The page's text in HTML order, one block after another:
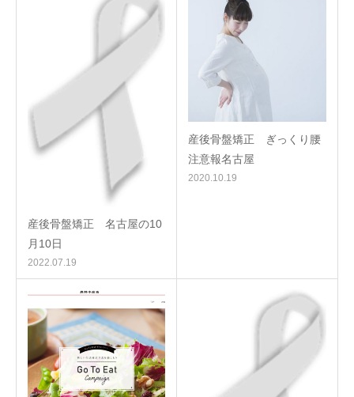
産後骨盤矯正 名古屋の10
月10日
2022.07.19
産後骨盤矯正 ぎっくり腰
注意報名古屋
2020.10.19